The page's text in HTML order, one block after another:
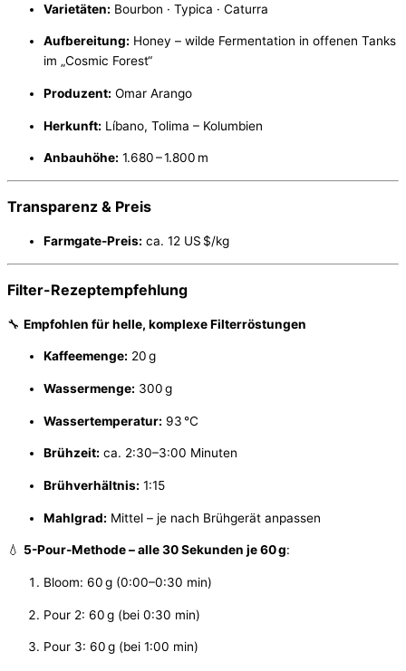
Varietäten: Bourbon · Typica · Caturra
Aufbereitung: Honey – wilde Fermentation in offenen Tanks
im „Cosmic Forest“
Produzent: Omar Arango
Herkunft: Líbano, Tolima – Kolumbien
Anbauhöhe: 1.680 – 1.800 m
Transparenz & Preis
Farmgate-Preis: ca. 12 US $/kg
Filter-Rezeptempfehlung
🔧 Empfohlen für helle, komplexe Filterröstungen
Kaffeemenge: 20 g
Wassermenge: 300 g
Wassertemperatur: 93 °C
Brühzeit: ca. 2:30–3:00 Minuten
Brühverhältnis: 1:15
Mahlgrad: Mittel – je nach Brühgerät anpassen
💧 5-Pour-Methode – alle 30 Sekunden je 60 g:
Bloom: 60 g (0:00–0:30 min)
Pour 2: 60 g (bei 0:30 min)
Pour 3: 60 g (bei 1:00 min)